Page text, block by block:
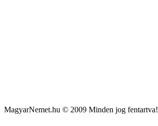
MagyarNemet.hu © 2009 Minden jog fentartva!